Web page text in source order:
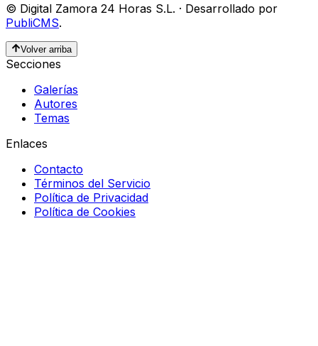
© Digital Zamora 24 Horas S.L. · Desarrollado por
PubliCMS.
Volver arriba
Secciones
Galerías
Autores
Temas
Enlaces
Contacto
Términos del Servicio
Política de Privacidad
Política de Cookies